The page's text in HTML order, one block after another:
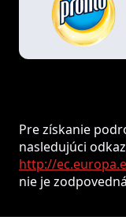
Pre získanie
nasledujúci odkaz
http://
nie je